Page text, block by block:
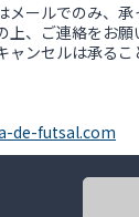
ールでのみ、承
、ご連絡をお願
ャンセルは承る
de-futsal.com